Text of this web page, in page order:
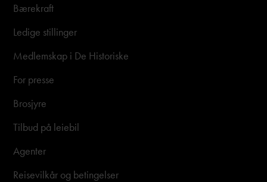
Bærekraft
Ledige stillinger
Medlemskap i De Historiske
For presse
Brosjyre
Tilbud på leiebil
Agenter
Reisevilkår og betingelser